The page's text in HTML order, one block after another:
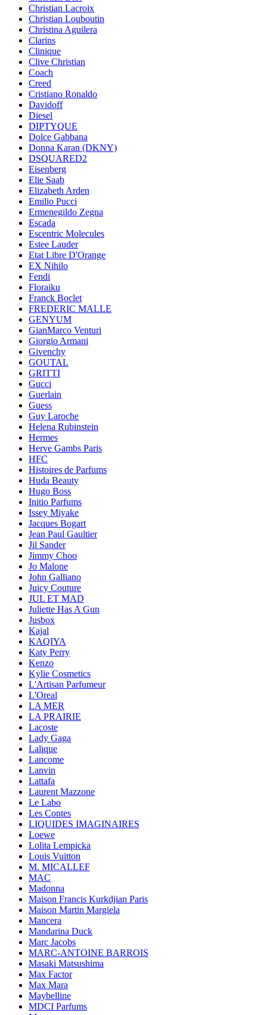
Christian Lacroix
Christian Louboutin
Christina Aguilera
Clarins
Clinique
Clive Christian
Coach
Creed
Cristiano Ronaldo
Davidoff
Diesel
DIPTYQUE
Dolce Gabbana
Donna Karan (DKNY)
DSQUARED2
Eisenberg
Elie Saab
Elizabeth Arden
Emilio Pucci
Ermenegildo Zegna
Escada
Escentric Molecules
Estee Lauder
Etat Libre D'Orange
EX Nihilo
Fendi
Floraiku
Franck Boclet
FREDERIC MALLE
GENYUM
GianMarco Venturi
Giorgio Armani
Givenchy
GOUTAL
GRITTI
Gucci
Guerlain
Guess
Guy Laroche
Helena Rubinstein
Hermes
Herve Gambs Paris
HFC
Histoires de Parfums
Huda Beauty
Hugo Boss
Initio Parfums
Issey Miyake
Jacques Bogart
Jean Paul Gaultier
Jil Sander
Jimmy Choo
Jo Malone
John Galliano
Juicy Couture
JUL ET MAD
Juliette Has A Gun
Jusbox
Kajal
KAQIYA
Katy Perry
Kenzo
Kylie Cosmetics
L'Artisan Parfumeur
L'Oreal
LA MER
LA PRAIRIE
Lacoste
Lady Gaga
Lalique
Lancome
Lanvin
Lattafa
Laurent Mazzone
Le Labo
Les Contes
LIQUIDES IMAGINAIRES
Loewe
Lolita Lempicka
Louis Vuitton
M. MICALLEF
MAC
Madonna
Maison Francis Kurkdjian Paris
Maison Martin Margiela
Mancera
Mandarina Duck
Marc Jacobs
MARC-ANTOINE BARROIS
Masaki Matsushima
Max Factor
Max Mara
Maybelline
MDCI Parfums